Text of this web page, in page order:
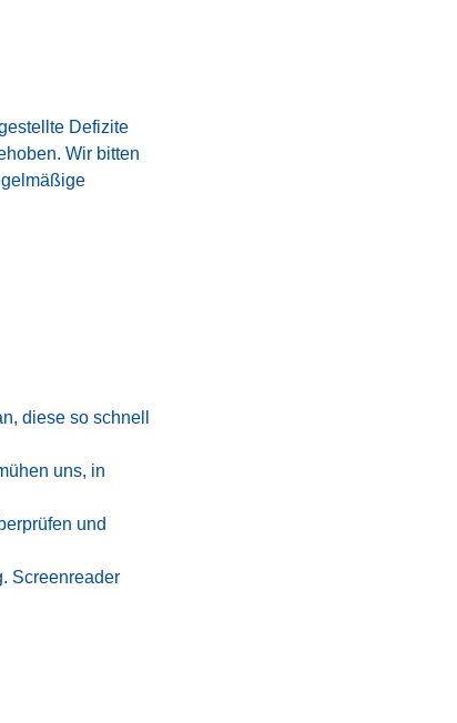
Defizite
Wir bitten
diese so schnell
uns, in
und
Screenreader